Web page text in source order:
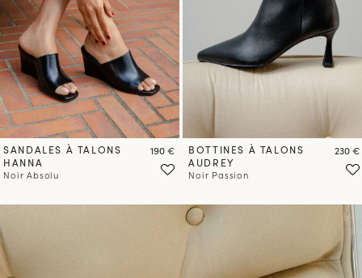
PRÉCOMMANDER
SANDALES À TALONS
HANNA
Noir Absolu
Prix
190 €
BOTTINES À TALONS
AUDREY
Noir Passion
Prix
230 €